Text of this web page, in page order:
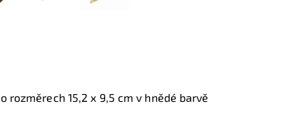
o rozměrech 15,2 x 9,5 cm v hnědé barvě